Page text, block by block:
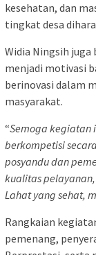
kesehatan, dan
tingkat desa
Widia Ningsih
menjadi motivasi
berinovasi dalam
masyarakat.
“Semoga kegiatan
berkompetisi
posyandu dan
kualitas
Lahat yang sehat,
Rangkaian
pemenang,